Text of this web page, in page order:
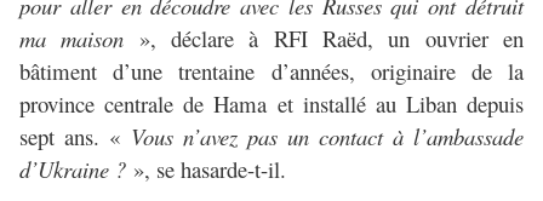
ma maison », déclare à RFI Raëd, un ouvrier en
bâtiment d’une trentaine d’années, originaire de la
province centrale de Hama et installé au Liban depuis
sept ans. « Vous n’avez pas un contact à l’ambassade
d’Ukraine ? », se hasarde-t-il.